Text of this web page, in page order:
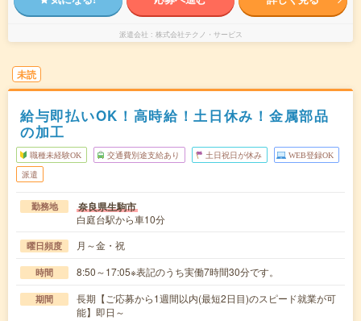
派遣会社 株式会社テクノ・サービス
未読
給与即払いOK！高時給！土日休み！金属部品
の加工
職種未経験OK 交通費別途支給あり 土日祝日が休み WEB登録OK
派遣
勤務地 奈良県生駒市
白庭台駅から車10分
曜日頻度 月～金・祝
時間 8:50～17:05※表記のうち実働7時間30分です。
期間
長期【ご応募から1週間以内(最短2日目)のスピード就業が可
能】即日～